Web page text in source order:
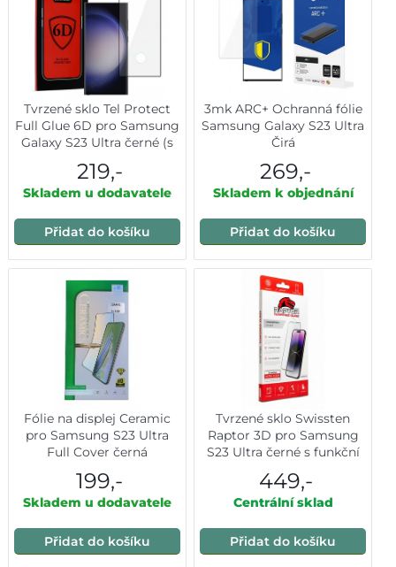
Tvrzené sklo Tel Protect
Full Glue 6D pro Samsung
Galaxy S23 Ultra černé (s
219,-
Skladem u dodavatele
Přidat do košíku
3mk ARC+ Ochranná fólie
Samsung Galaxy S23 Ultra
Čirá
269,-
Skladem k objednání
Přidat do košíku
Fólie na displej Ceramic
pro Samsung S23 Ultra
Full Cover černá
199,-
Skladem u dodavatele
Přidat do košíku
Tvrzené sklo Swissten
Raptor 3D pro Samsung
S23 Ultra černé s funkční
449,-
Centrální sklad
Přidat do košíku